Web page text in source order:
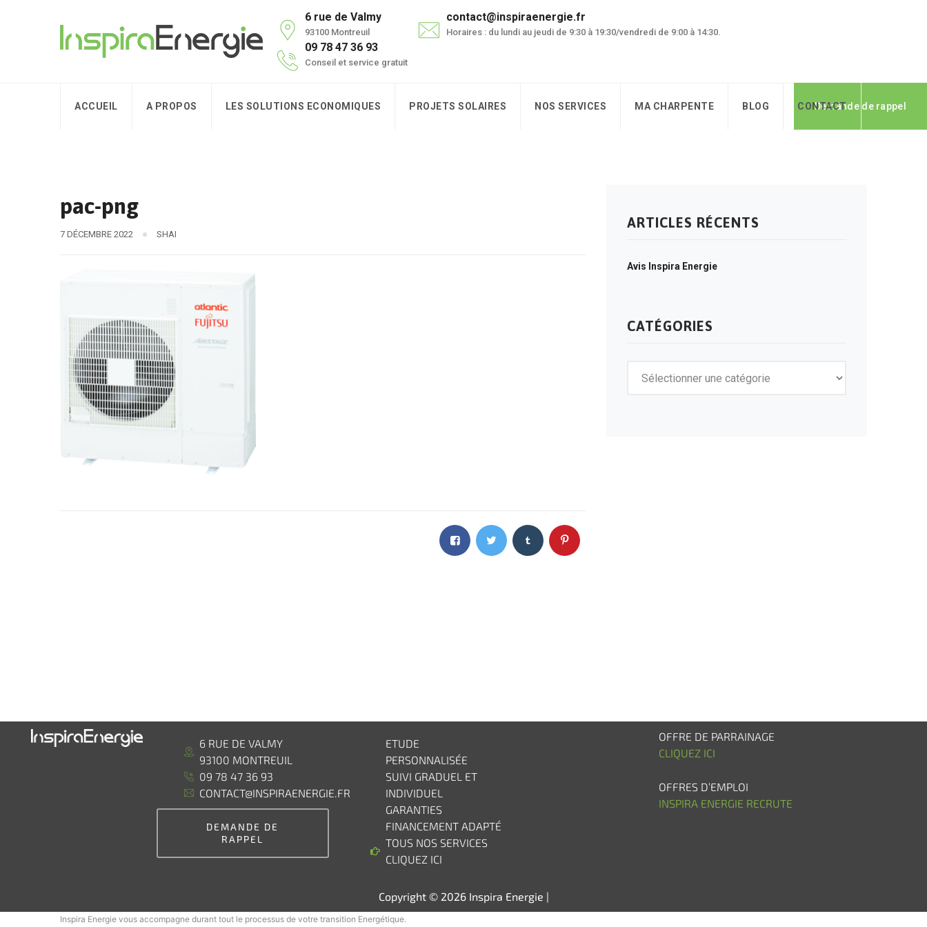
6 rue de Valmy
93100 Montreuil
contact@inspiraenergie.fr
Horaires : du lundi au jeudi de 9:30 à 19:30/vendredi de 9:00 à 14:30.
09 78 47 36 93
Conseil et service gratuit
ACCUEIL A PROPOS LES SOLUTIONS ECONOMIQUES PROJETS SOLAIRES NOS SERVICES MA CHARPENTE BLOG CONTACT
Demande de rappel
pac-png
7 DÉCEMBRE 2022 SHAI
ARTICLES RÉCENTS
Avis Inspira Energie
CATÉGORIES
6 RUE DE VALMY
93100 MONTREUIL
09 78 47 36 93
CONTACT@INSPIRAENERGIE.FR
DEMANDE DE
RAPPEL
ETUDE
PERSONNALISÉE
SUIVI GRADUEL ET
INDIVIDUEL
GARANTIES
FINANCEMENT ADAPTÉ
TOUS NOS SERVICES
CLIQUEZ ICI
OFFRE DE PARRAINAGE
CLIQUEZ ICI
OFFRES D’EMPLOI
INSPIRA ENERGIE RECRUTE
Copyright © 2026 Inspira Energie |
Inspira Energie vous accompagne durant tout le processus de votre transition Energétique.